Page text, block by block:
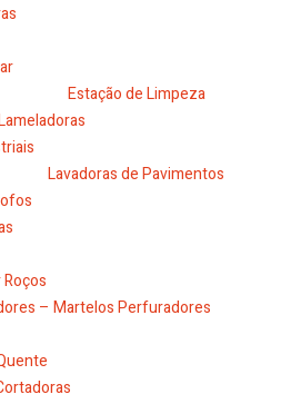
Estação de Limpeza
Lavadoras de Pavimentos
– Martelos Perfuradores